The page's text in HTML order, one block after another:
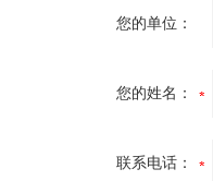
您的单位：
您的姓名：
联系电话：